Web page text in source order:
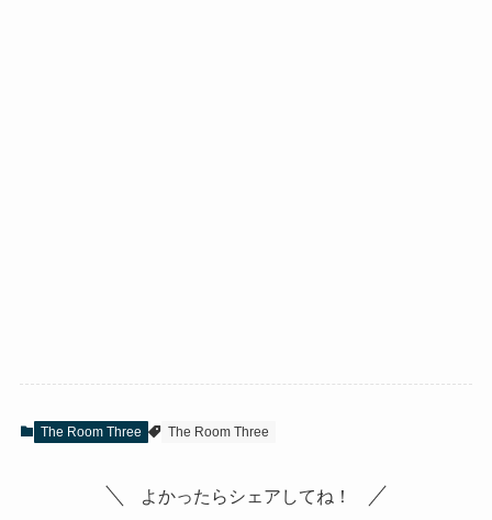
The Room Three The Room Three
よかったらシェアしてね！